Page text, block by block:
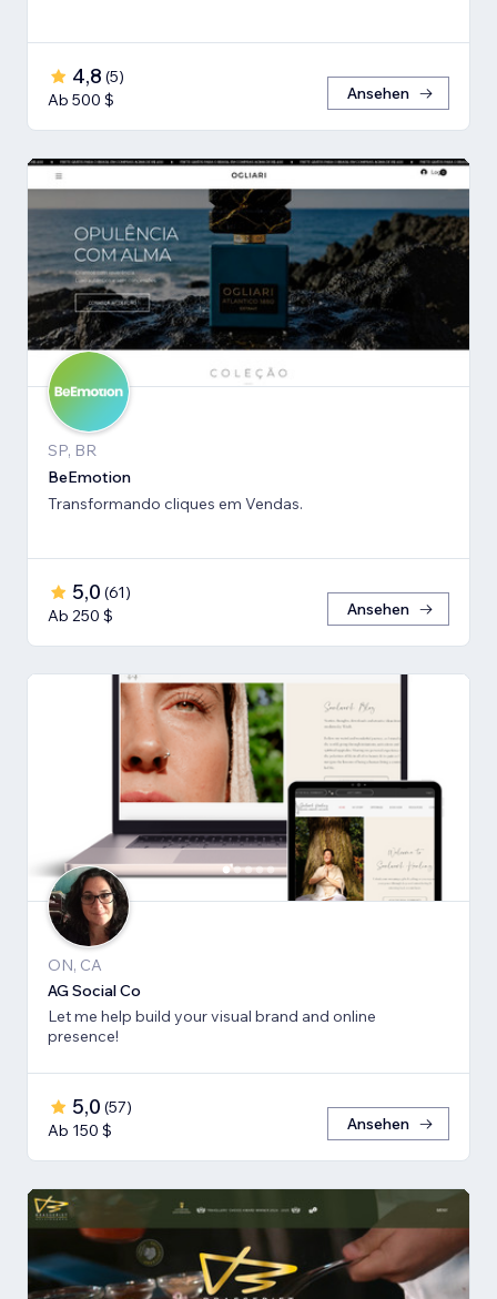
4,8 (5)
Ab 500 $
Ansehen
SP, BR
BeEmotion
Transformando cliques em Vendas.
5,0 (61)
Ab 250 $
Ansehen
ON, CA
AG Social Co
Let me help build your visual brand and online
presence!
5,0 (57)
Ab 150 $
Ansehen